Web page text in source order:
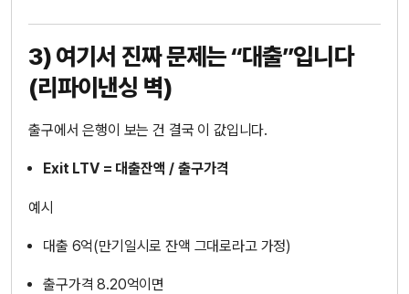
3) 여기서 진짜 문제는 “대출”입니다
(리파이낸싱 벽)
출구에서 은행이 보는 건 결국 이 값입니다.
Exit LTV = 대출잔액 / 출구가격
예시
대출 6억(만기일시로 잔액 그대로라고 가정)
출구가격 8.20억이면